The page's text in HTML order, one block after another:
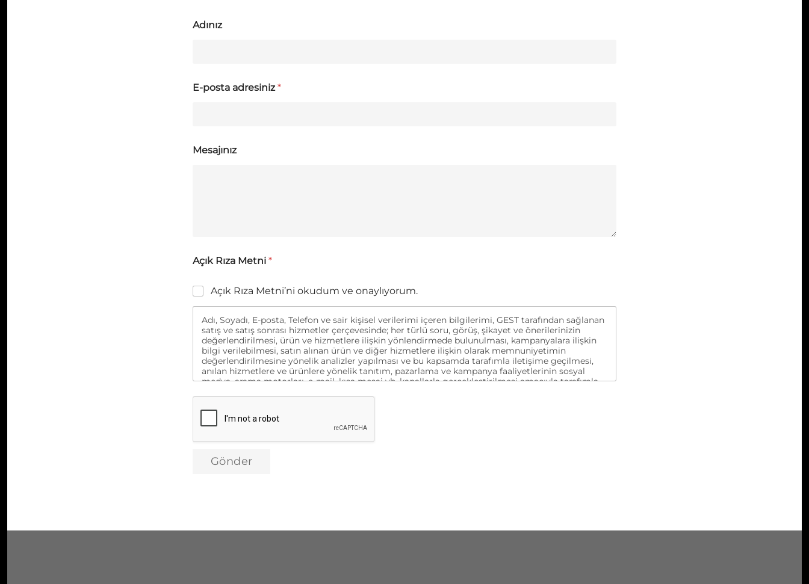
Adınız
E-posta adresiniz*
Mesajınız
Açık Rıza Metni *
Açık Rıza Metni’ni okudum ve onaylıyorum.
Adı, Soyadı, E-posta, Telefon ve sair kişisel verilerimi içeren bilgilerimi, GEST tarafından sağlanan
satış ve satış sonrası hizmetler çerçevesinde; her türlü soru, görüş, şikayet ve önerilerinizin
değerlendirilmesi, ürün ve hizmetlere ilişkin yönlendirmede bulunulması, kampanyalara ilişkin
bilgi verilebilmesi, satın alınan ürün ve diğer hizmetlere ilişkin olarak memnuniyetimin
değerlendirilmesine yönelik analizler yapılması ve bu kapsamda tarafımla iletişime geçilmesi,
anılan hizmetlere ve ürünlere yönelik tanıtım, pazarlama ve kampanya faaliyetlerinin sosyal
medya, arama motorları, e-mail, kısa mesaj vb. kanallarla gerçekleştirilmesi amacıyla tarafımla
rızam ile onaylıyorum.
Gönder